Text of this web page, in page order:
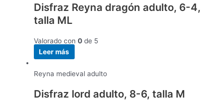
Disfraz Reyna dragón adulto, 6-4,
talla ML
Valorado con 0 de 5
Leer más
Reyna medieval adulto
Disfraz lord adulto, 8-6, talla M